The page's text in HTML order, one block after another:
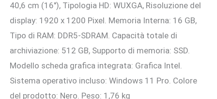
40,6 cm (16″), Tipologia HD: WUXGA, Risoluzione del
display: 1920 x 1200 Pixel. Memoria Interna: 16 GB,
Tipo di RAM: DDR5-SDRAM. Capacità totale di
archiviazione: 512 GB, Supporto di memoria: SSD.
Modello scheda grafica integrata: Grafica Intel.
Sistema operativo incluso: Windows 11 Pro. Colore
del prodotto: Nero. Peso: 1,76 kg